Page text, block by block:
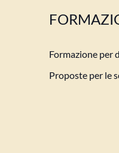
Formazione per
Proposte per le